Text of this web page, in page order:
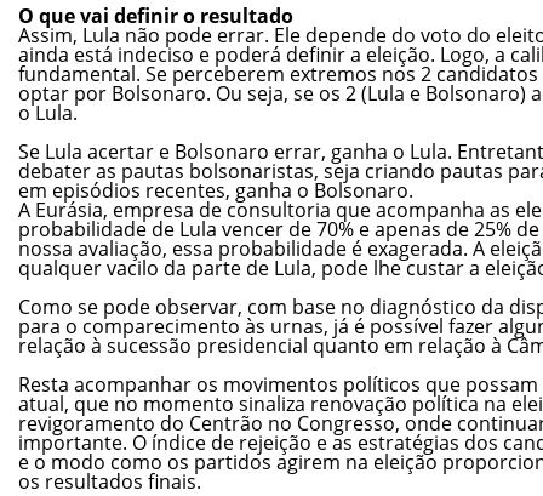
O que vai definir o resultado
Assim, Lula não pode errar. Ele depende do voto do
ainda está indeciso e poderá definir a eleição. Logo, a
fundamental. Se perceberem extremos nos 2
optar por Bolsonaro. Ou seja, se os 2 (Lula e Bolsonaro)
o Lula.
Se Lula acertar e Bolsonaro errar, ganha o Lula.
debater as pautas bolsonaristas, seja criando pautas
em episódios recentes, ganha o Bolsonaro.
A Eurásia, empresa de consultoria que acompanha as
probabilidade de Lula vencer de 70% e apenas de 25%
nossa avaliação, essa probabilidade é exagerada. A
qualquer vacilo da parte de Lula, pode lhe custar a
Como se pode observar, com base no diagnóstico da
para o comparecimento às urnas, já é possível fazer
relação à sucessão presidencial quanto em relação à
Resta acompanhar os movimentos políticos que
atual, que no momento sinaliza renovação política na
revigoramento do Centrão no Congresso, onde
importante. O índice de rejeição e as estratégias dos
e o modo como os partidos agirem na eleição
os resultados finais.